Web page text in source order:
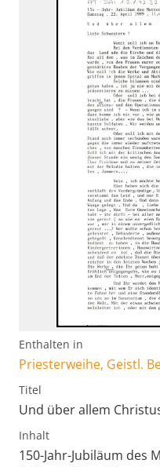
Enthalten in
Priesterweihe, Geistl.
Titel
Und über allem
Inhalt
150-Jahr-Jubiläum des